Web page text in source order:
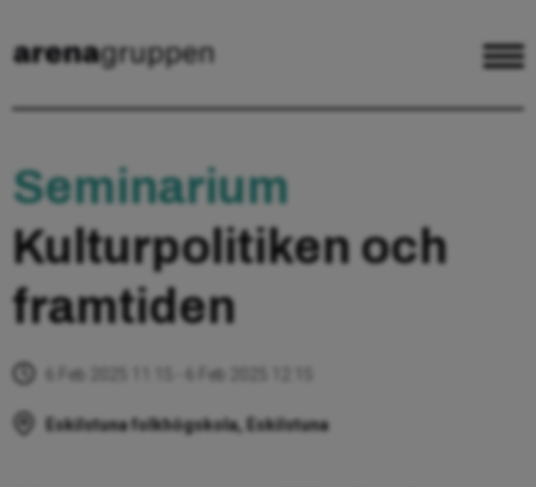
Seminarium
Kulturpolitiken och
framtiden
6 Feb 2025 11:15 - 6 Feb 2025 12:15
Eskilstuna folkhögskola, Eskilstuna